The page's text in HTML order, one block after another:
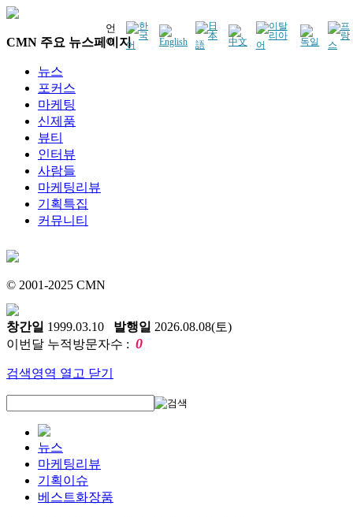
언
어
CMN 주요 뉴스페이지
뉴스
포커스
마케팅
신제품
뷰티
인터뷰
사람들
마케팅리뷰
기획특집
커뮤니티
© 2001-2025 CMN
창간일 1999.03.10 발행일 2026.08.08(토)
이번달 누적방문자수 : 0
검색영역 열고 닫기
뉴스
마케팅리뷰
기획이슈
베스트화장품